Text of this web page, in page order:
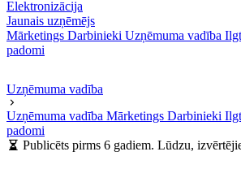
Elektronizācija
Jaunais uzņēmējs
Mārketings Darbinieki Uzņēmuma vadība
padomi
Uzņēmuma vadība
Uzņēmuma vadība Mārketings Darbinieki
padomi
Publicēts pirms 6 gadiem. Lūdzu,